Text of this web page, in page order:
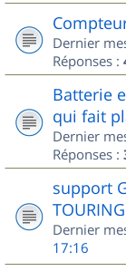
Dernier
Réponses :
Batterie
qui fait
Dernier
Réponses :
support
TOURING
Dernier
17:16